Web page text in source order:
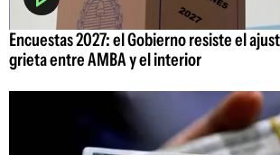
Encuestas 2027: el Gobierno resiste el
grieta entre AMBA y el interior